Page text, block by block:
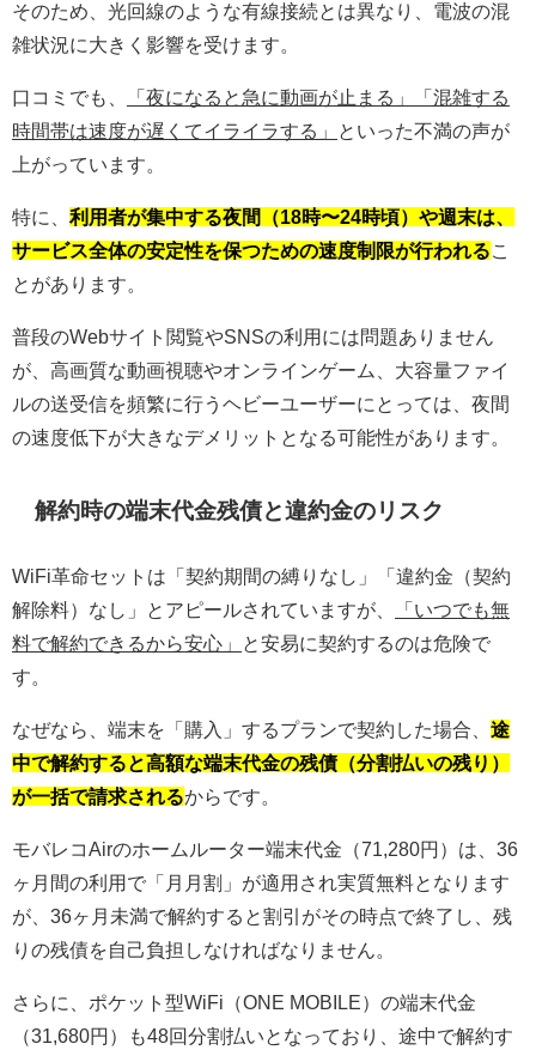
そのため、光回線のような有線接続とは異なり、電波の混
雑状況に大きく影響を受けます。
口コミでも、
「夜になると急に動画が止まる」「混雑する
時間帯は速度が遅くてイライラする」
といった不満の声が
上がっています。
特に、 利用者が集中する夜間（18時〜24時頃）や週末は、
サービス全体の安定性を保つための速度制限が行われるこ
とがあります。
普段のWebサイト閲覧やSNSの利用には問題ありません
が、高画質な動画視聴やオンラインゲーム、大容量ファイ
ルの送受信を頻繁に行うヘビーユーザーにとっては、夜間
の速度低下が大きなデメリットとなる可能性があります。
解約時の端末代金残債と違約金のリスク
WiFi革命セットは「契約期間の縛りなし」「違約金（契約
解除料）なし」とアピールされていますが、
「いつでも無
料で解約できるから安心」
と安易に契約するのは危険で
す。
なぜなら、端末を「購入」するプランで契約した場合、 途
中で解約すると高額な端末代金の残債（分割払いの残り）
が一括で請求されるからです。
モバレコAirのホームルーター端末代金（71,280円）は、36
ヶ月間の利用で「月月割」が適用され実質無料となります
が、36ヶ月未満で解約すると割引がその時点で終了し、残
りの残債を自己負担しなければなりません。
さらに、ポケット型WiFi（ONE MOBILE）の端末代金
（31,680円）も48回分割払いとなっており、途中で解約す